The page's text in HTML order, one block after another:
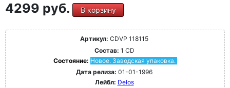
4299 руб. В корзину
Артикул: CDVP 118115
Состав: 1 CD
Состояние: Новое. Заводская упаковка.
Дата релиза: 01-01-1996
Лейбл: Delos